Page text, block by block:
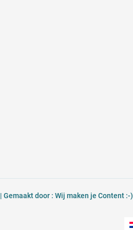
| Gemaakt door : Wij maken je Content :-)